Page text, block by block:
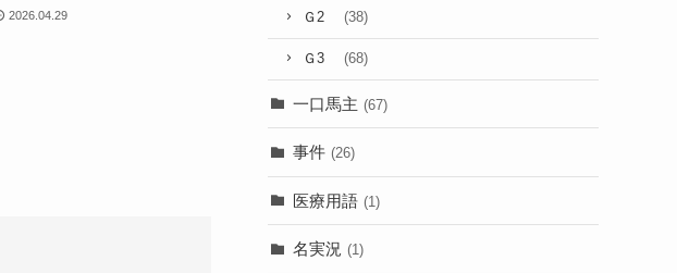
2026.04.29 Ｇ2 (38)
Ｇ3 (68)
一口馬主 (67)
事件 (26)
医療用語 (1)
名実況 (1)